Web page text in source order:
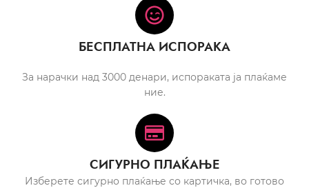
БЕСПЛАТНА ИСПОРАКА
За нарачки над 3000 денари, испораката ја плаќаме
ние.
СИГУРНО ПЛАЌАЊЕ
Изберете сигурно плаќање со картичка, во готово